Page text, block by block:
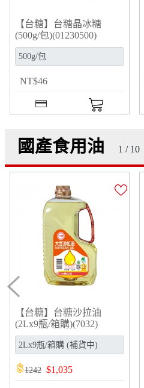
【台糖】台糖晶冰糖
(500g/包)(01230500)
NT$46
國產食用油 1 / 10
【台糖】台糖沙拉油
(2Lx9瓶/箱購)(7032)
1242 $1,035